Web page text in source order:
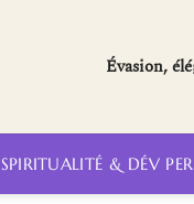
Évasion,
SPIRITUALITÉ & DÉV